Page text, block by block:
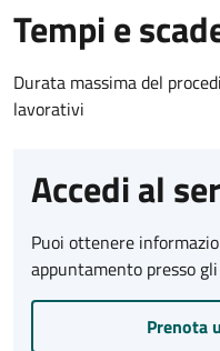
Tempi e
Durata massima del
lavorativi
Accedi al
Puoi ottenere
appuntamento presso
Prenota